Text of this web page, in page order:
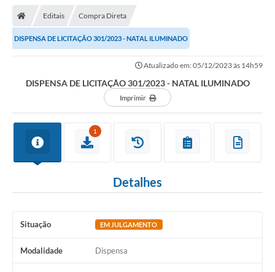
Diário Oficial
Legislação
Editais
Planos
Arquivos para Download
Carta de Serviço
Editais Compra Direta
DISPENSA DE LICITAÇÃO 301/2023 - NATAL ILUMINADO
Atualizado em: 05/12/2023 às 14h59
DISPENSA DE LICITAÇÃO 301/2023 - NATAL ILUMINADO
Imprimir
1
Detalhes
Situação EM JULGAMENTO
Modalidade Dispensa